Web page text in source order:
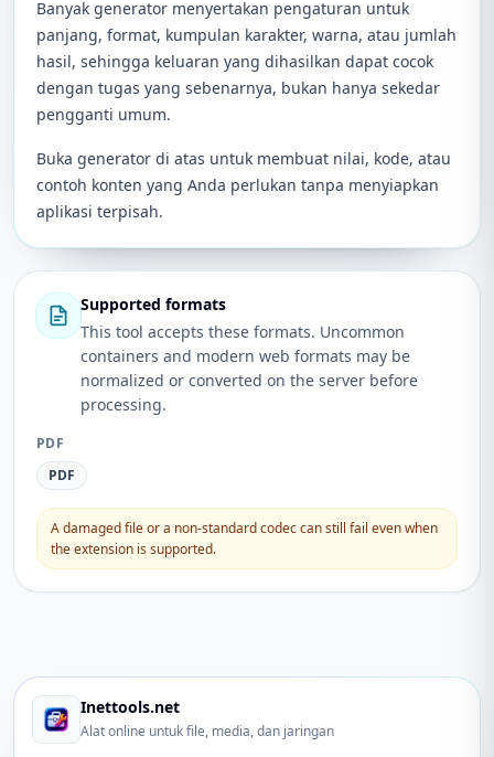
Banyak generator menyertakan pengaturan untuk
panjang, format, kumpulan karakter, warna, atau jumlah
hasil, sehingga keluaran yang dihasilkan dapat cocok
dengan tugas yang sebenarnya, bukan hanya sekedar
pengganti umum.
Buka generator di atas untuk membuat nilai, kode, atau
contoh konten yang Anda perlukan tanpa menyiapkan
aplikasi terpisah.
Supported formats
This tool accepts these formats. Uncommon
containers and modern web formats may be
normalized or converted on the server before
processing.
PDF
PDF
A damaged file or a non-standard codec can still fail even when
the extension is supported.
Inettools.net
Alat online untuk file, media, dan jaringan